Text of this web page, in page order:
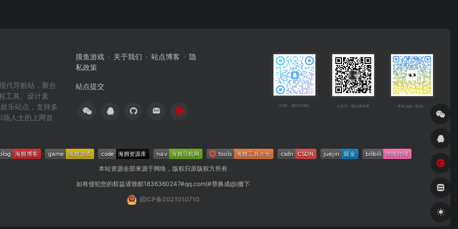
代导航站，聚合
工具、设计素
乐站点，支持多
场人士的上网首
摸鱼游戏 关于我们 站点博客
隐
私政策
站点提交
QQ群：682921902 公众号：微信搜海拥 本站 app（安卓）
本站资源全部来源于网络，版权归原版权方所有
如有侵犯您的权益请致邮1836360247#qq.com(#替换成@)撤下
皖ICP备2021010710